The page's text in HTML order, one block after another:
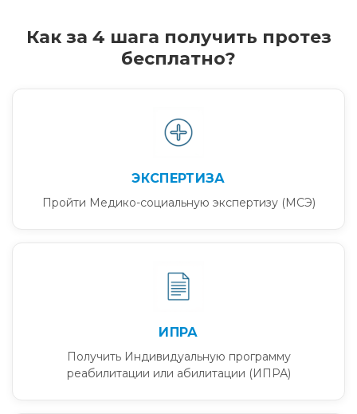
Как за 4 шага получить протез
бесплатно?
ЭКСПЕРТИЗА
Пройти Медико-социальную экспертизу (МСЭ)
ИПРА
Получить Индивидуальную программу
реабилитации или абилитации (ИПРА)